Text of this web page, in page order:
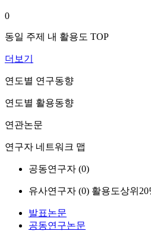
0
동일 주제 내 활용도 TOP
더보기
연도별 연구동향
연도별 활용동향
연관논문
연구자 네트워크 맵
공동연구자 (0)
유사연구자 (0) 활용도상위20
발표논문
공동연구논문